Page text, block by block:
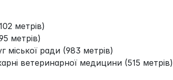
метрів)
метрів)
міської ради (983 метрів)
ветеринарної медицини (515 метрів)